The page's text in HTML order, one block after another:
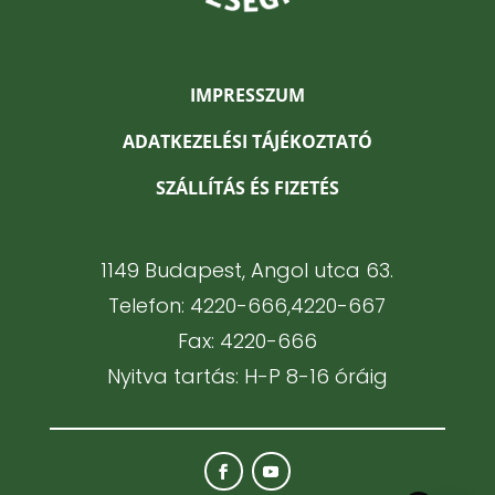
IMPRESSZUM
ADATKEZELÉSI TÁJÉKOZTATÓ
SZÁLLÍTÁS ÉS FIZETÉS
1149 Budapest, Angol utca 63.
Telefon: 4220-666,4220-667
Fax: 4220-666
Nyitva tartás: H-P 8-16 óráig